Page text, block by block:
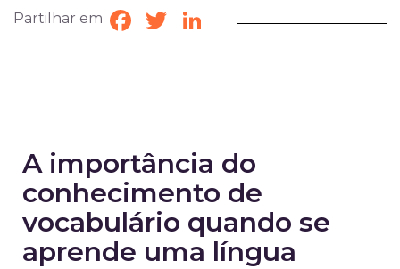
Partilhar em Facebook
TwitterLinkedIn
A importância do
conhecimento de
vocabulário quando se
aprende uma língua